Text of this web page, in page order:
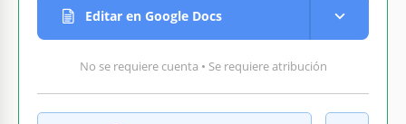
Editar en Google Docs
No se requiere cuenta • Se requiere atribución